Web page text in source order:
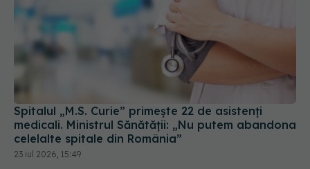
Spitalul „M.S. Curie” primește 22 de asistenți
medicali. Ministrul Sănătății: „Nu putem abandona
celelalte spitale din România”
23 iul 2026, 15:49